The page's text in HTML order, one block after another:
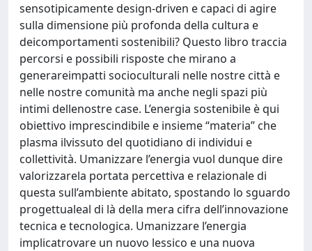
sensotipicamente design-driven e capaci di agire
sulla dimensione più profonda della cultura e
deicomportamenti sostenibili? Questo libro traccia
percorsi e possibili risposte che mirano a
generareimpatti socioculturali nelle nostre città e
nelle nostre comunità ma anche negli spazi più
intimi dellenostre case. L’energia sostenibile è qui
obiettivo imprescindibile e insieme “materia” che
plasma ilvissuto del quotidiano di individui e
collettività. Umanizzare l’energia vuol dunque dire
valorizzarela portata percettiva e relazionale di
questa sull’ambiente abitato, spostando lo sguardo
progettualeal di là della mera cifra dell’innovazione
tecnica e tecnologica. Umanizzare l’energia
implicatrovare un nuovo lessico e una nuova